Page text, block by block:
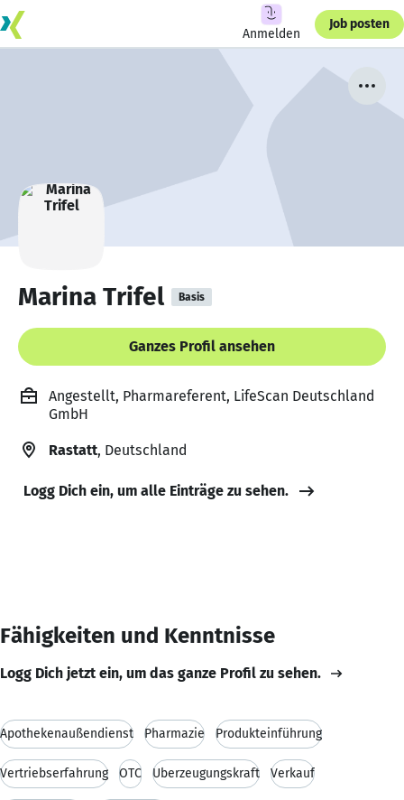
Anmelden
Job posten
Marina Trifel Basis
Ganzes Profil ansehen
Angestellt, Pharmareferent, LifeScan Deutschland
GmbH
Rastatt, Deutschland
Logg Dich ein, um alle Einträge zu sehen.
Fähigkeiten und Kenntnisse
Logg Dich jetzt ein, um das ganze Profil zu sehen.
Apothekenaußendienst Pharmazie Produkteinführung
Vertriebserfahrung OTC Überzeugungskraft Verkauf